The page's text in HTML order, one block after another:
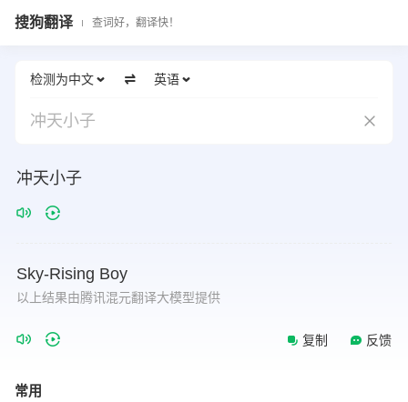
搜狗翻译 查词好，翻译快！
检测为中文 英语
冲天小子
冲天小子
Sky-Rising Boy
以上结果由腾讯混元翻译大模型提供
复制 反馈
常用